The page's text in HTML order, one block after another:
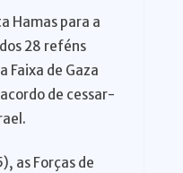
Hamas para a
28 reféns
Faixa de Gaza
de cessar-
as Forças de